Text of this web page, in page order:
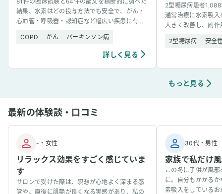
結果、水素はどの投与方法でも安全で、がん・
心血管・呼吸器・認知症など幅広い疾患に有望
COPD
がん パーキンソン病
詳しく見る
2型糖尿病患者
通常治療に水素吸
大きく改善し、副
2型糖尿病 安全
もっと見る
最新の体験談・口コミ
- ・ 女性
リラックス効果をすごく感じていま
す
サロンで受けた際は、瞑想が心地よく深まる感
覚や、直後に肌艶が良くなる実感があり、私の
30代・男性
家族で私だけ
この冬に子供が風
に。自分もかかる
素吸入をしている